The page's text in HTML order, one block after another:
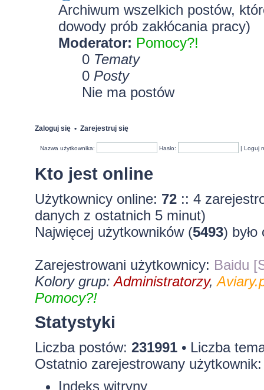
Archiwum wszelkich postów,
dowody prób zakłócania pracy)
Moderator: Pomocy?!
0 Tematy
0 Posty
Nie ma postów
Zaloguj się• Zarejestruj się
Nazwa użytkownika: Hasło: |Loguj
Kto jest online
Użytkownicy online: 72:: 4
danych z ostatnich 5 minut)
Najwięcej użytkowników (5493)
Zarejestrowani użytkownicy: Baidu
Kolory grup:Administratorzy,
Pomocy?!
Statystyki
Liczba postów: 231991• Liczba
Ostatnio zarejestrowany
Indeks witryny